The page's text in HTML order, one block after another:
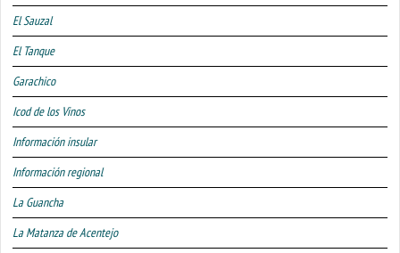
El Sauzal
El Tanque
Garachico
Icod de los Vinos
Información insular
Información regional
La Guancha
La Matanza de Acentejo